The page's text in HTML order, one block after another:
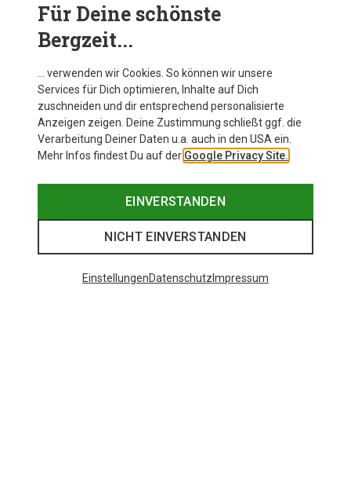
Du sparst bis 47%
Friction Labs
Magic Sphere Chalk Ball
9,86 €
Für Deine schönste
Bergzeit...
… verwenden wir Cookies. So können wir unsere
Services für Dich optimieren, Inhalte auf Dich
zuschneiden und dir entsprechend personalisierte
Anzeigen zeigen. Deine Zustimmung schließt ggf. die
Verarbeitung Deiner Daten u.a. auch in den USA ein.
Mehr Infos findest Du auf der Google Privacy Site.
EINVERSTANDEN
NICHT EINVERSTANDEN
EinstellungenDatenschutz Impressum